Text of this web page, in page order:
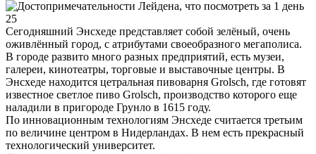
Сегодняшний Энсхеде представляет собой зелёный, очень
оживлённый город, с атрибутами своеобразного мегаполиса.
В городе развито много разных предприятий, есть музеи,
галереи, кинотеатры, торговые и выставочные центры. В
Энсхеде находится цетральная пивоварня Grolsch, где готовят
известное светлое пиво Grolsch, производство которого еще
наладили в пригороде Грунло в 1615 году.
По инновационным технологиям Энсхеде считается третьим
по величине центром в Нидерландах. В нем есть прекрасный
технологический университет.